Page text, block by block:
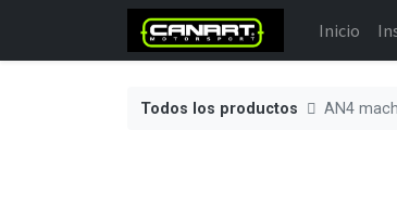
Inicio
Todos los productos AN4